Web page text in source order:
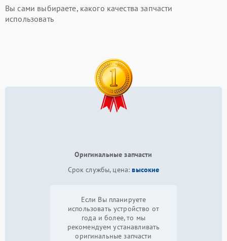
Вы сами выбираете, какого качества запчасти
использовать
Оригинальные запчасти
Срок службы, цена:высокие
Если Вы планируете
использовать устройство от
года и более, то мы
рекомендуем устанавливать
оригинальные запчасти